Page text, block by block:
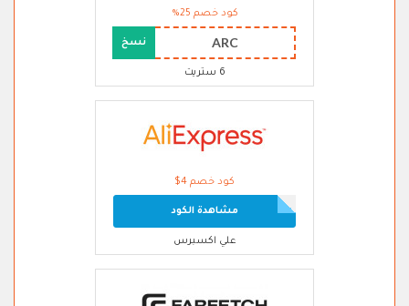
كود خصم 25%
ARC نسخ
6 ستريت
كود خصم 4$
مشاهدة الكود
علي اكسبرس